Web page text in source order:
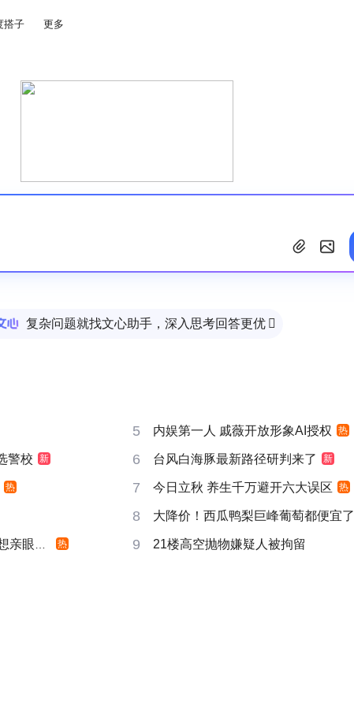
搭子 更多
复杂问题就找文心助手，深入思考回答更优 
5 内娱第一人 戚薇开放形象AI授权 热
警校 新 6 台风白海豚最新路径研判来了 新
热 7 今日立秋 养生千万避开六大误区 热
8 大降价！西瓜鸭梨巨峰葡萄都便宜了
看看 热 9 21楼高空抛物嫌疑人被拘留